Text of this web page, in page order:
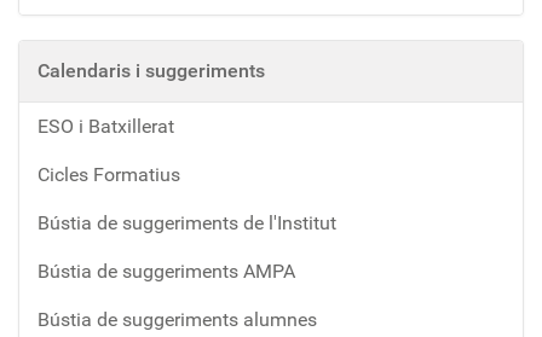
Calendaris i suggeriments
ESO i Batxillerat
Cicles Formatius
Bústia de suggeriments de l'Institut
Bústia de suggeriments AMPA
Bústia de suggeriments alumnes